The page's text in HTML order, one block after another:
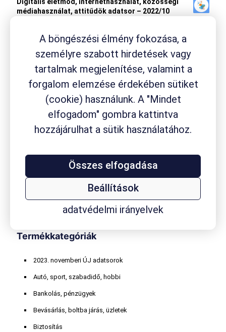
A böngészési élmény fokozása, a
személyre szabott hirdetések vagy
tartalmak megjelenítése, valamint a
forgalom elemzése érdekében sütiket
(cookie) használunk. A "Mindet
elfogadom" gombra kattintva
hozzájárulhat a sütik használatához.
Összes elfogadása
Beállítások
adatvédelmi irányelvek
Digitális életmód, internethasználat, közösségi
médiahasználat, attitűdök adatsor – 2022/10
Termék címkék
Aleve Ambrobene Aspirin Canesten drogéria fejfájás
Flexagil
fogyási módszer
gyógyszergyógyszerfogyasztás
gyógyszerkészítmény
gyógyszertár
gyógyszervásárlás
kávéfogyasztás köhögés körömgomba laktóz
online játék
TESCO vitaminvásárlás
vény nélkül
Termékkategóriák
2023. novemberi ÚJ adatsorok
Autó, sport, szabadidő, hobbi
Bankolás, pénzügyek
Bevásárlás, boltba járás, üzletek
Biztosítás